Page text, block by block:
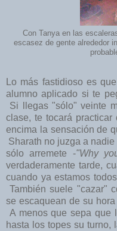
Con Tanya en las
escasez de gente alrededor
Lo más fastidioso es
alumno aplicado si te
Si llegas "sólo" veinte
clase, te tocará
encima la sensación de
Sharath no juzga a
sólo arremete -"Why
verdaderamente tarde,
cuando ya estamos
También suele "cazar"
se escaquean de su
A menos que sepa que
hasta los topes su turno,